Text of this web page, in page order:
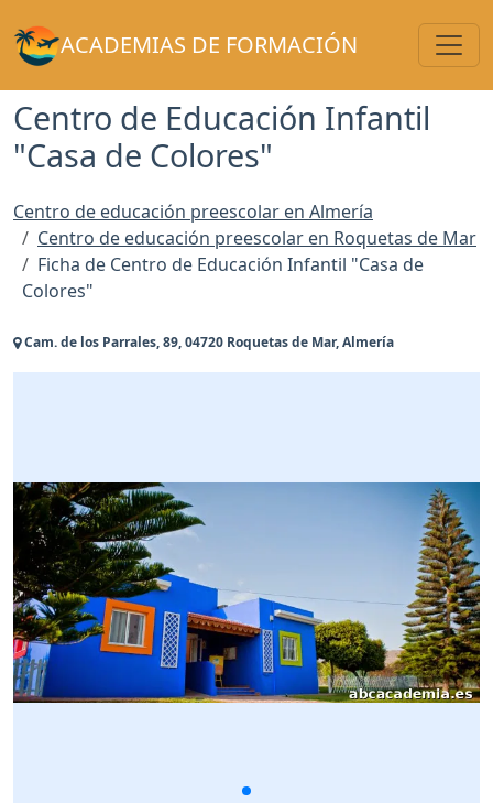
ACADEMIAS DE FORMACIÓN
Centro de Educación Infantil
"Casa de Colores"
Centro de educación preescolar en Almería
Centro de educación preescolar en Roquetas de Mar
Ficha de Centro de Educación Infantil "Casa de
Colores"
Cam. de los Parrales, 89, 04720 Roquetas de Mar, Almería